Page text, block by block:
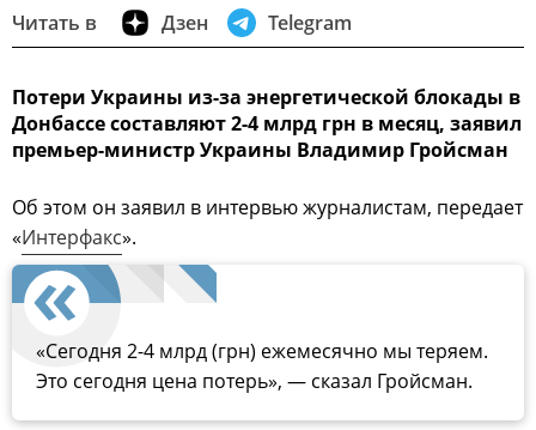
Читать в Дзен Telegram
Потери Украины из-за энергетической блокады в
Донбассе составляют 2-4 млрд грн в месяц, заявил
премьер-министр Украины Владимир Гройсман
Об этом он заявил в интервью журналистам, передает
«Интерфакс».
«Сегодня 2-4 млрд (грн) ежемесячно мы теряем.
Это сегодня цена потерь», — сказал Гройсман.